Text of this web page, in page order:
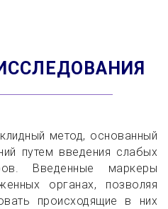
метод, основанный
путем введения слабых
Введенные маркеры
органах, позволяя
происходящие в них